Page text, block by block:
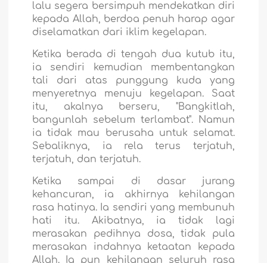
lalu segera bersimpuh mendekatkan diri
kepada Allah, berdoa penuh harap agar
diselamatkan dari iklim kegelapan.
Ketika berada di tengah dua kutub itu,
ia sendiri kemudian membentangkan
tali dari atas punggung kuda yang
menyeretnya menuju kegelapan. Saat
itu, akalnya berseru, "Bangkitlah,
bangunlah sebelum terlambat". Namun
ia tidak mau berusaha untuk selamat.
Sebaliknya, ia rela terus terjatuh,
terjatuh, dan terjatuh.
Ketika sampai di dasar jurang
kehancuran, ia akhirnya kehilangan
rasa hatinya. Ia sendiri yang membunuh
hati itu. Akibatnya, ia tidak lagi
merasakan pedihnya dosa, tidak pula
merasakan indahnya ketaatan kepada
Allah. Ia pun kehilangan seluruh rasa